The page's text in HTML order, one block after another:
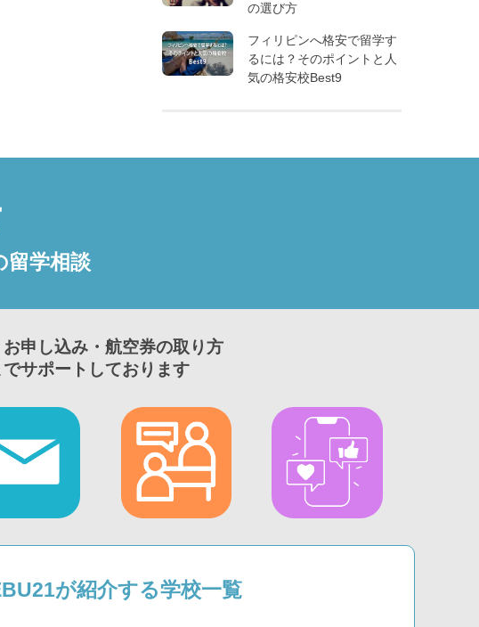
の選び方
フィリピンへ格安で留学す
るには？そのポイントと人
気の格安校Best9
留学相談
申し込み・航空券の取り方
サポートしております
が紹介する学校一覧